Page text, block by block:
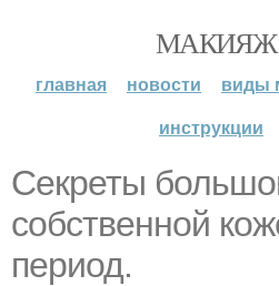
МАКИЯЖ
главная новости виды
инструкции
Секреты
собственной
период.